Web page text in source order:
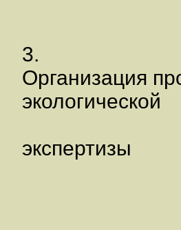
3.
Организация
экологической
экспертизы